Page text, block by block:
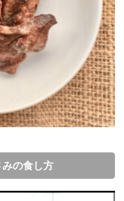
みの食し方